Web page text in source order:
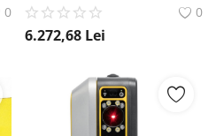
0
0
6.272,68 Lei